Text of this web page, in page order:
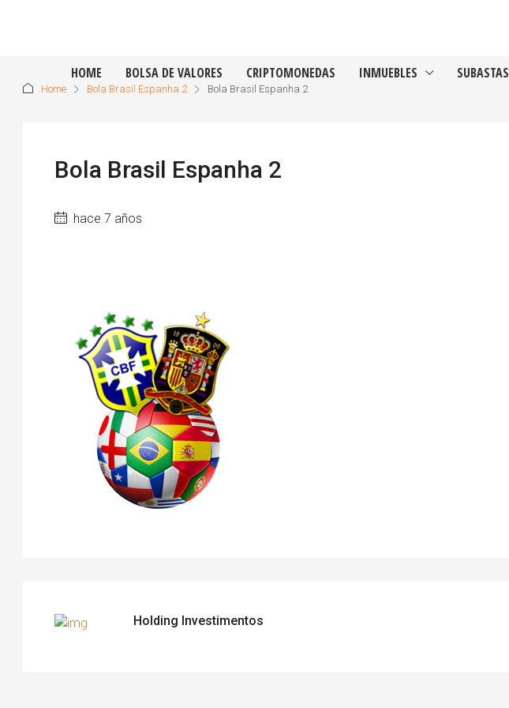
HOME BOLSA DE VALORES CRIPTOMONEDAS INMUEBLES SUBASTAS
Home Bola Brasil Espanha 2 Bola Brasil Espanha 2
Bola Brasil Espanha 2
hace 7 años
Holding Investimentos